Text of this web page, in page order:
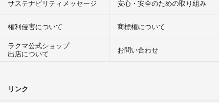
サステナビリティメッセージ 安心・安全のための取り組み
権利侵害について
商標権について
ラクマ公式ショップ
出店について
お問い合わせ
リンク